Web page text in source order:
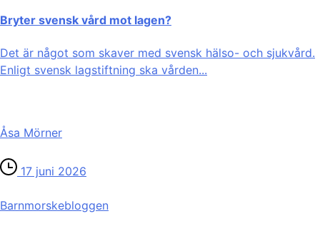
Bryter svensk vård mot lagen?
Det är något som skaver med svensk hälso- och sjukvård.
Enligt svensk lagstiftning ska vården...
Åsa Mörner
17 juni 2026
Barnmorske­bloggen